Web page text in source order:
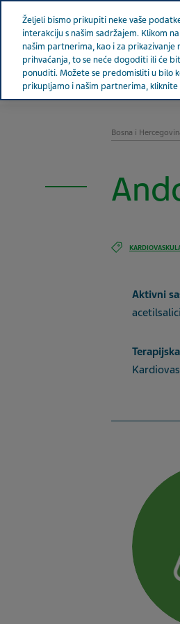
Teva u svijetu
BOSNA I HERCEGOVINA
Bosna i
Aktivni
Željeli bismo prikupiti neke vaše
interakciju s našim sadržajem. Klikom
našim partnerima, kao i za
prihvaćanja, to se neće dogoditi ili će
ponuditi. Možete se predomisliti u bilo
prikupljamo i našim partnerima, kliknite